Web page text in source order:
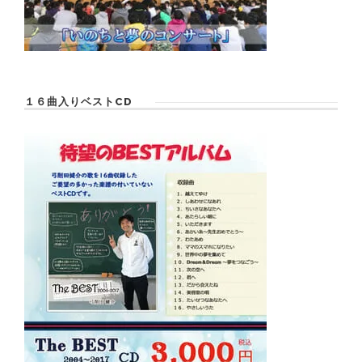
１６曲入りベストCD